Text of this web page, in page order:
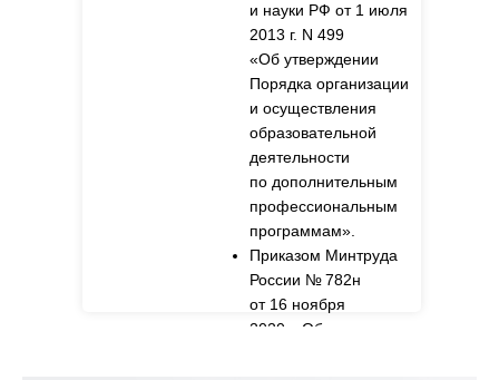
и науки РФ от 1 июля
2013 г. N 499
«Об утверждении
Порядка организации
и осуществления
образовательной
деятельности
по дополнительным
профессиональным
программам».
Приказом Минтруда
России № 782н
от 16 ноября
2020 г. Об